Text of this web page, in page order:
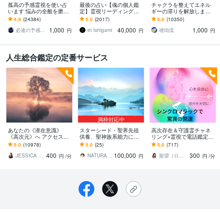
孤高の予感霊視を使い占
います 悩みの全般を磨き
上げ、研ぎ澄ました予感
より霊視により導きます
4.9 (24384)
必達の予感霊視 渡邊 潤一
1,000 円
最後の占い【魂の個人鑑
定】霊視リーディング承
ります 運命の地図を手
に、輝く人生を創る｜魂
の全体像を紐解く鑑定
5.0 (2017)
et Ishigami
40,000 円
チャクラを整えてエネル
ギーの滞りを解放します 7
割超リピート！人生を変
えたい人のエネルギー調
整
5.0 (10350)
琥珀流
1,000 円
人生総合鑑定の定番サービス
あなたの《潜在意識》
《高次元》へ アクセスし
ます ☆チャネリングで本
当に望む未来へ導きます
☆
5.0 (10978)
JESSICA Ray 400 円 /分
満枠対応中
スターシード・聖界先祖
供養、聖神族系能力にな
ります スターシードの聖
神ESPスキルの聖界神能
力を鑑定、施術します
5.0 (25)
NATURALDESIGN 時実 嶺 100,000 円
高次存在＆守護霊チャネ
リング×霊視で電話鑑定し
ます 辞める？続ける？の
答えが視えるアドバイ
ス。レイキヒーリングも
5.0 (717)
龍望（ロム）松仲
300 円 /分